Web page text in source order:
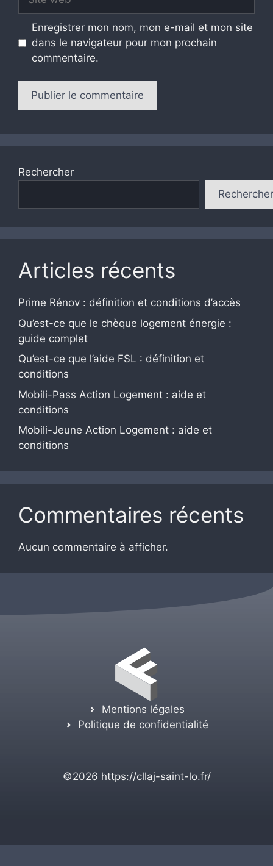
web
Enregistrer mon nom, mon e-mail et mon site
dans le navigateur pour mon prochain
commentaire.
Rechercher
Rechercher
Articles récents
Prime Rénov : définition et conditions d’accès
Qu’est-ce que le chèque logement énergie :
guide complet
Qu’est-ce que l’aide FSL : définition et
conditions
Mobili-Pass Action Logement : aide et
conditions
Mobili-Jeune Action Logement : aide et
conditions
Commentaires récents
Aucun commentaire à afficher.
Mentions légales
Politique de confidentialité
©2026 https://cllaj-saint-lo.fr/